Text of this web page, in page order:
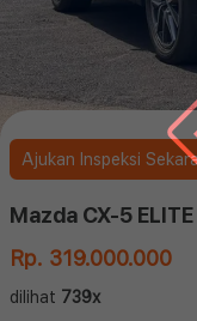
Ajukan Inspeksi
Mazda CX-5 ELITE
Rp. 319.000.000
dilihat 739x